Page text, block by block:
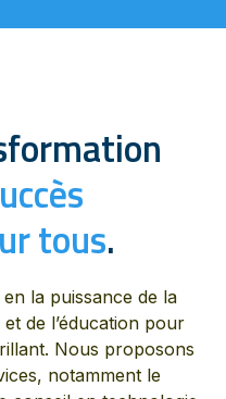
tous.
la puissance de la
de l’éducation pour
Nous proposons
notamment le